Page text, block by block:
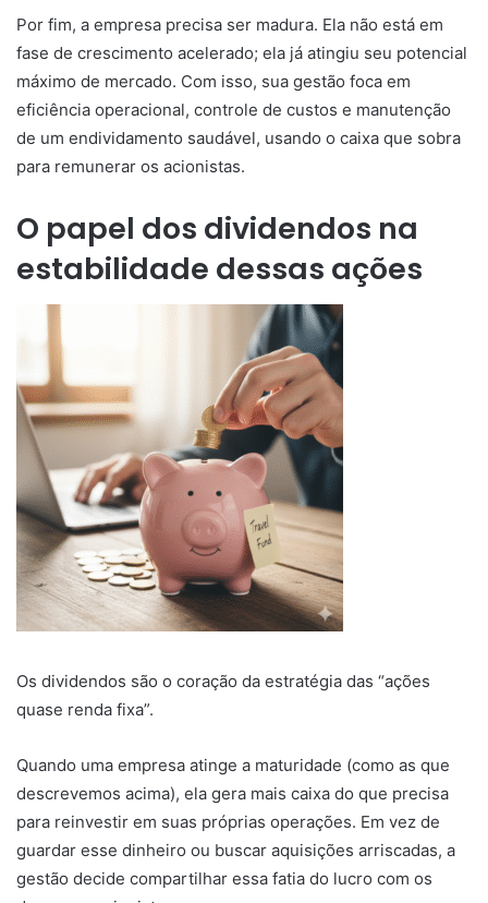
Por fim, a empresa precisa ser madura. Ela não está em
fase de crescimento acelerado; ela já atingiu seu potencial
máximo de mercado. Com isso, sua gestão foca em
eficiência operacional, controle de custos e manutenção
de um endividamento saudável, usando o caixa que sobra
para remunerar os acionistas.
O papel dos dividendos na
estabilidade dessas ações
Os dividendos são o coração da estratégia das “ações
quase renda fixa”.
Quando uma empresa atinge a maturidade (como as que
descrevemos acima), ela gera mais caixa do que precisa
para reinvestir em suas próprias operações. Em vez de
guardar esse dinheiro ou buscar aquisições arriscadas, a
gestão decide compartilhar essa fatia do lucro com os